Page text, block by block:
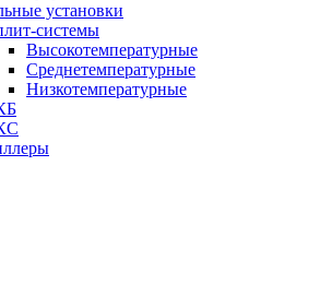
установки
системы
Высокотемпературные
Среднетемпературные
Низкотемпературные